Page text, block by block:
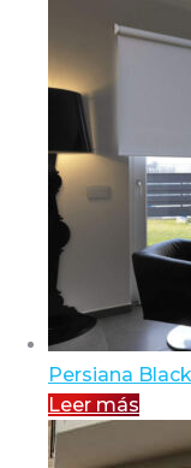
Persiana
Leer más